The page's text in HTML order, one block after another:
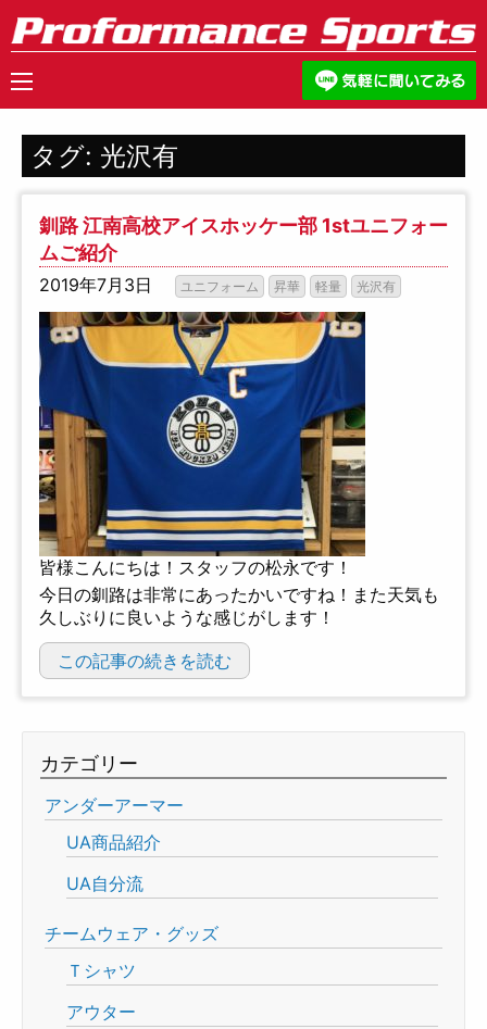
タグ: 光沢有
釧路 江南高校アイスホッケー部 1stユニフォー
ムご紹介
2019年7月3日 ユニフォーム 昇華 軽量 光沢有
皆様こんにちは！スタッフの松永です！
今日の釧路は非常にあったかいですね！また天気も
久しぶりに良いような感じがします！
この記事の続きを読む
カテゴリー
アンダーアーマー
UA商品紹介
UA自分流
チームウェア・グッズ
Ｔシャツ
アウター